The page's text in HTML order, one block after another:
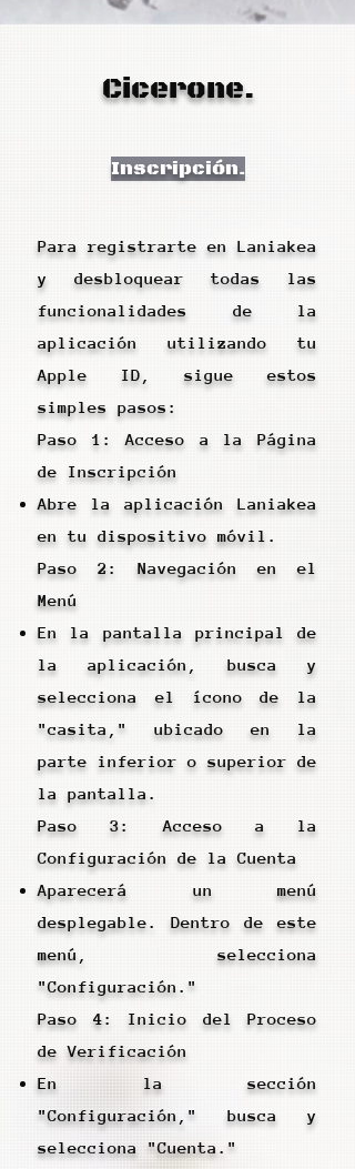
Cicerone.
Inscripción.
Para registrarte en Laniakea
y desbloquear todas las
funcionalidades de la
aplicación utilizando tu
Apple ID, sigue estos
simples pasos:
Paso 1: Acceso a la Página
de Inscripción
Abre la aplicación Laniakea
en tu dispositivo móvil.
Paso 2: Navegación en el
Menú
En la pantalla principal de
la aplicación, busca y
selecciona el ícono de la
"casita," ubicado en la
parte inferior o superior de
la pantalla.
Paso 3: Acceso a la
Configuración de la Cuenta
Aparecerá un menú
desplegable. Dentro de este
menú, selecciona
"Configuración."
Paso 4: Inicio del Proceso
de Verificación
En la sección
"Configuración," busca y
selecciona "Cuenta."